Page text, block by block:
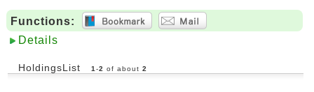
Functions:
Details
HoldingsList 1 -2 of about 2